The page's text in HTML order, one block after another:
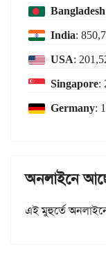
Bangladesh
India:
USA:
Singapore:
Germany:
অনলাইনে
এই মুহুর্তে